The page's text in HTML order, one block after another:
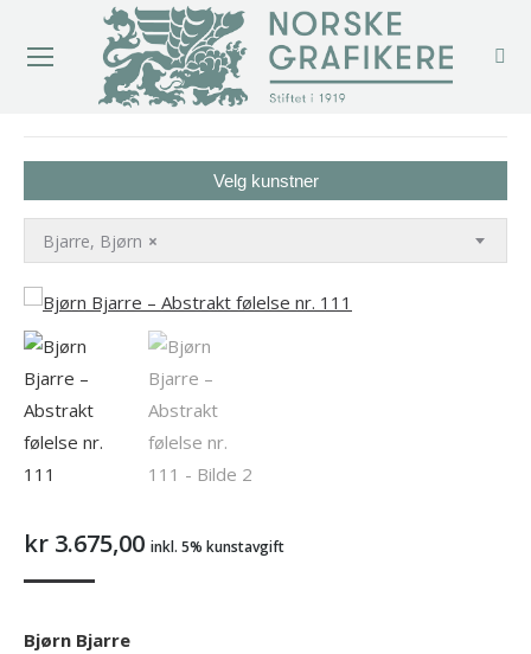
Velg kunstner
×
Bjarre, Bjørn
kr 3.675,00 inkl. 5% kunstavgift
Bjørn Bjarre